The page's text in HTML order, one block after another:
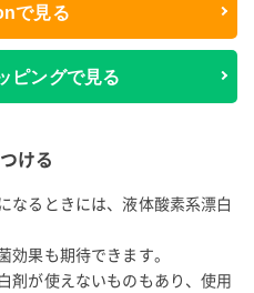
で見る
ピングで見る
ける
なるときには、液体酸素系漂白
果も期待できます。
剤が使えないものもあり、使用